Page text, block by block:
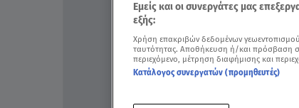
Εμείς και οι συνεργάτες μας
εξής:
Χρήση επακριβών δεδομένων
ταυτότητας. Αποθήκευση ή/και πρόσβαση
περιεχόμενο, μέτρηση διαφήμισης και
Κατάλογος συνεργατών (προμηθευτές)